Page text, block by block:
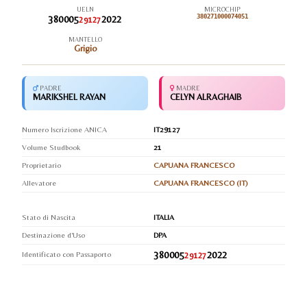
UELN
380005291272022
MICROCHIP
380271000074051
MANTELLO
Grigio
PADRE
MARIKSHEL RAYAN
MADRE
CELYN ALRAGHAIB
Numero Iscrizione ANICA
IT29127
Volume Studbook
21
Proprietario
CAPUANA FRANCESCO
Allevatore
CAPUANA FRANCESCO (IT)
Stato di Nascita
ITALIA
Destinazione d'Uso
DPA
Identificato con Passaporto 380005291272022